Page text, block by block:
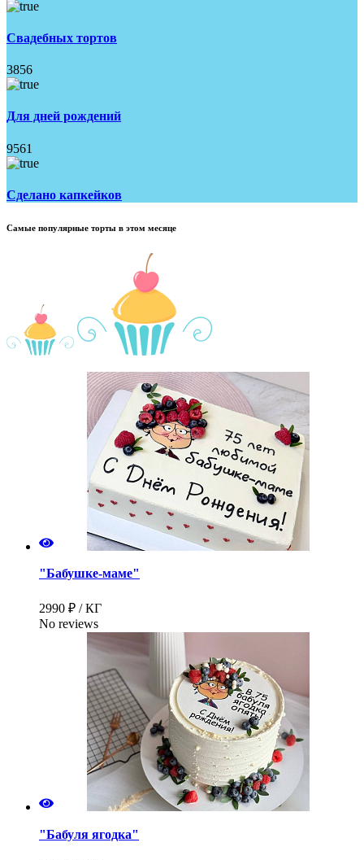
Свадебных тортов
3856
Для дней рождений
9561
Сделано капкейков
Телефон
Самые популярные торты в этом месяце
"Бабушке-маме"
2990 ₽ / КГ
No reviews
"Бабуля ягодка"